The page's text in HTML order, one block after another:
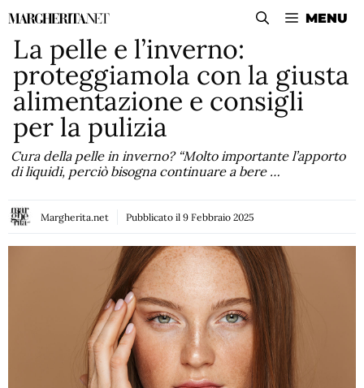
Vai
contenuto
MENU
La pelle e l’inverno:
proteggiamola con la giusta
alimentazione e consigli
per la pulizia
Cura della pelle in inverno? “Molto importante l’apporto
di liquidi, perciò bisogna continuare a bere …
Margherita.net Pubblicato il 9 Febbraio 2025